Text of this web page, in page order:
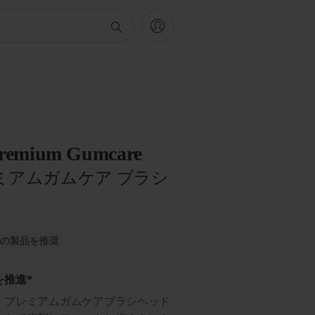
Gumcare
アムガムケア ブラシ
製品を推奨
推進*
レミアムガムケアブラシヘッド